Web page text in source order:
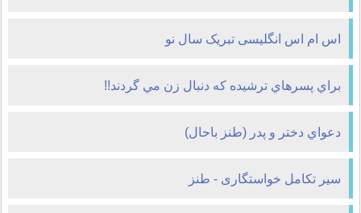
اس ام اس انگلیسی تبریک سال نو
براي پسرهاي ترشيده که دنبال زن مي گردند!!
دعواي دختر و پدر (طنز باحال)
سیر تکامل خواستگاری - طنز